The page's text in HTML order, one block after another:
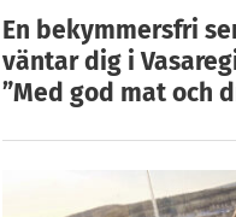
En bekymmersfri
väntar dig i
”Med god mat och